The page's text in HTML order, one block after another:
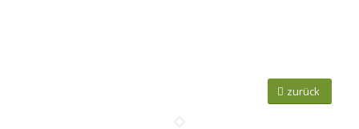
zurück